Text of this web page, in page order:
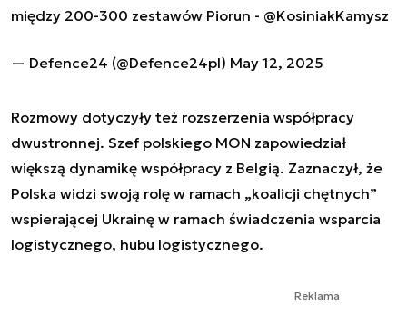
między 200-300 zestawów Piorun - @KosiniakKamysz
— Defence24 (@Defence24pl) May 12, 2025
Rozmowy dotyczyły też rozszerzenia współpracy
dwustronnej. Szef polskiego MON zapowiedział
większą dynamikę współpracy z Belgią. Zaznaczył, że
Polska widzi swoją rolę w ramach „koalicji chętnych”
wspierającej Ukrainę w ramach świadczenia wsparcia
logistycznego, hubu logistycznego.
Reklama